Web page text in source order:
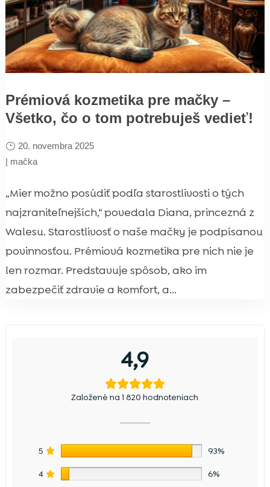
Prémiová kozmetika pre mačky –
Všetko, čo o tom potrebuješ vedieť!
20. novembra 2025
| mačka
„Mier možno posúdiť podľa starostlivosti o tých
najzraniteľnejších,“ povedala Diana, princezná z
Walesu. Starostlivosť o naše mačky je podpísanou
povinnosťou. Prémiová kozmetika pre nich nie je
len rozmar. Predstavuje spôsob, ako im
zabezpečiť zdravie a komfort, a...
4,9
Založené na 1 820 hodnoteniach
5 93%
4 6%